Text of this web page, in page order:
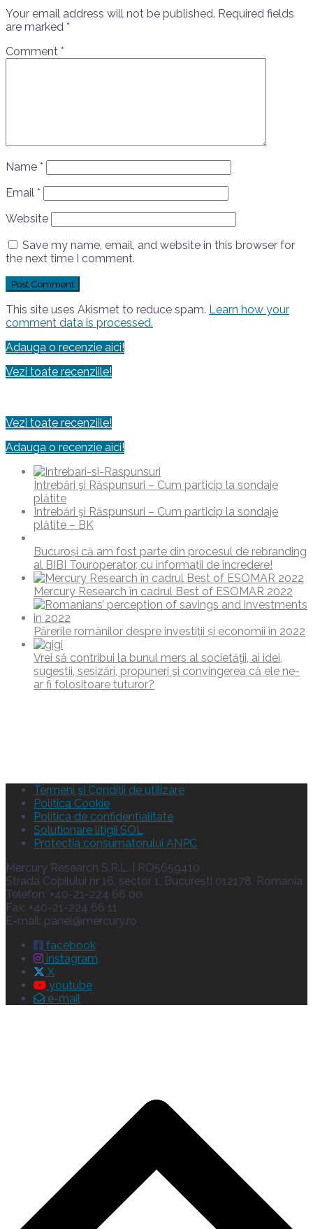
Your email address will not be published. Required fields
are marked *
Comment *
Name *
Email *
Website
Save my name, email, and website in this browser for
the next time I comment.
This site uses Akismet to reduce spam. Learn how your
comment data is processed.
Adauga o recenzie aici!
Vezi toate recenziile!
Vezi toate recenziile!
Adauga o recenzie aici!
Întrebări şi Răspunsuri – Cum particip la sondaje
plătite
Întrebări şi Răspunsuri – Cum particip la sondaje
plătite – BK
Bucuroși că am fost parte din procesul de rebranding
al BIBI Touroperator, cu informații de încredere!
Mercury Research în cadrul Best of ESOMAR 2022
Părerile românilor despre investiții și economii în 2022
Vrei să contribui la bunul mers al societăţii, ai idei,
sugestii, sesizări, propuneri şi convingerea că ele ne-
ar fi folositoare tuturor?
Termeni şi Condiţii de utilizare
Politica Cookie
Politica de confidentialitate
Solutionare litigii SOL
Protectia consumatorului ANPC
Mercury Research S.R.L. | RO5659410
Strada Copilului nr 16, sector 1, Bucuresti 012178, Romania
Telefon: +40-21-224 66 00
Fax: +40-21-224 66 11
E-mail: panel@mercury.ro
facebook
instagram
X
youtube
e-mail